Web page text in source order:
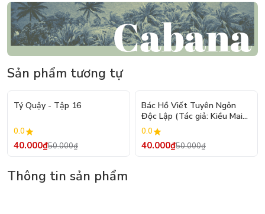
Sản phẩm tương tự
Tý Quậy - Tập 16
0.0
40.000₫50.000₫
- 20%
Bác Hồ Viết Tuyên Ngôn
Độc Lập (Tác giả: Kiều Mai
Sơn)
0.0
40.000₫50.000₫
Thông tin sản phẩm